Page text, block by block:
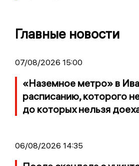
Главные новости
07/08/2026 15:00
«Наземное метро» в
расписанию, которого
до которых нельзя
06/08/2026 14:35